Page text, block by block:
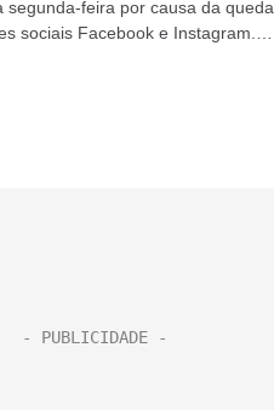
feira por causa da queda
sociais Facebook e Instagram.